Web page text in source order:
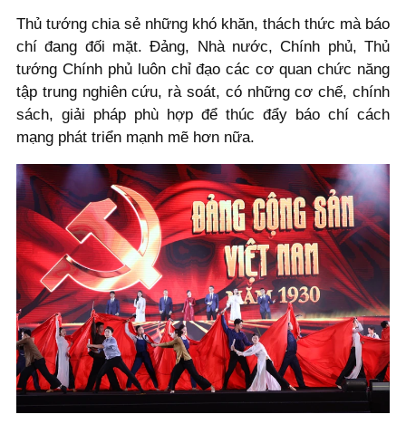
Thủ tướng chia sẻ những khó khăn, thách thức mà báo
chí đang đối mặt. Đảng, Nhà nước, Chính phủ, Thủ
tướng Chính phủ luôn chỉ đạo các cơ quan chức năng
tập trung nghiên cứu, rà soát, có những cơ chế, chính
sách, giải pháp phù hợp để thúc đẩy báo chí cách
mạng phát triển mạnh mẽ hơn nữa.